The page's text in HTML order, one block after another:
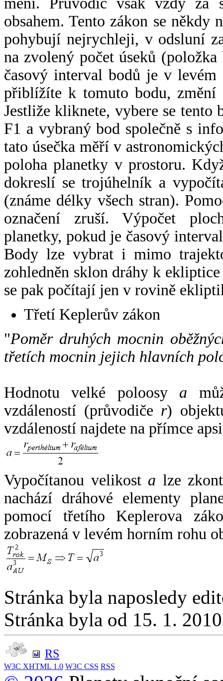
obsahem. Tento zákon se někdy
pohybují nejrychleji, v odsluní
na zvolený počet úseků
časový interval bodů je v
přiblížíte k tomuto bodu,
Jestliže kliknete, vybere se tento
F1 a vybraný bod společně s
tato úsečka měří v
poloha planetky v prostoru.
dokreslí se trojúhelník a
(známe délky všech stran).
označení zruší. Výpočet
planetky, pokud je časový
Body lze vybrat i mimo
zohledněn sklon dráhy k
se pak počítají jen v rovině
Třetí Keplerův zákon
"Poměr druhých mocnin
třetích mocnin jejich hlavních
Hodnotu velké poloosy a
vzdáleností (průvodiče r)
vzdáleností najdete na přímce
Vypočítanou velikost a lze
nachází dráhové elementy
pomocí třetího Keplerova
zobrazená v levém horním rohu
Stránka byla naposledy
Stránka byla od 15. 1.
RS
W3C XHTML 1.0 W3C CSS RSS